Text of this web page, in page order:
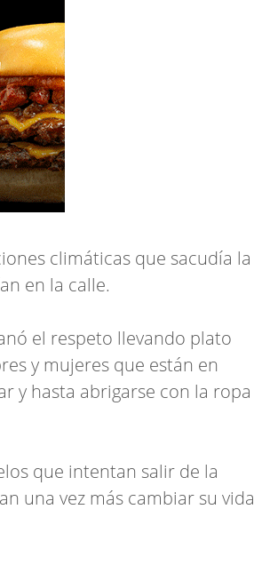
climáticas que sacudía la
en la calle.
el respeto llevando plato
y mujeres que están en
y hasta abrigarse con la ropa
que intentan salir de la
una vez más cambiar su vida